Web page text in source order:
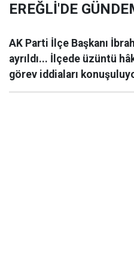
EREĞLİ'DE
AK Parti İlçe Başkanı
ayrıldı... İlçede üzüntü
görev iddiaları